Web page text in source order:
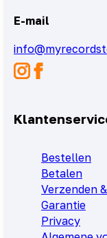
E-mail
Bestellen
Betalen
Verzenden
Garantie
Privacy